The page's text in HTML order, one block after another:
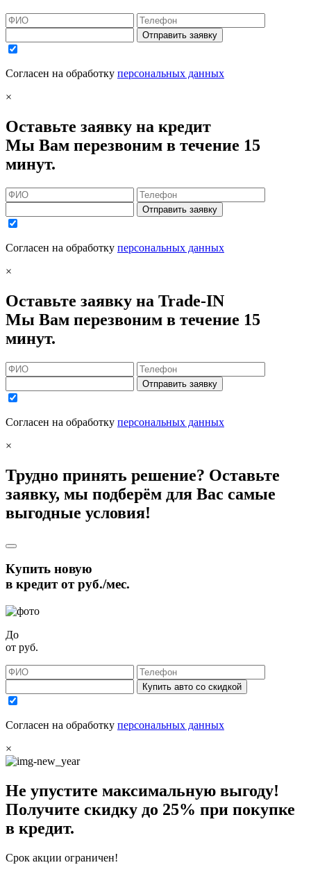
Отправить заявку
Согласен на обработку персональных данных
×
Оставьте заявку на кредит
Мы Вам перезвоним в течение 15
минут.
Отправить заявку
Согласен на обработку персональных данных
×
Оставьте заявку на Trade-IN
Мы Вам перезвоним в течение 15
минут.
Отправить заявку
Согласен на обработку персональных данных
×
Трудно принять решение? Оставьте
заявку, мы подберём для Вас самые
выгодные условия!
Купить новую
в кредит отруб./мес.
До
от руб.
Купить авто со скидкой
Согласен на обработку персональных данных
×
Не упустите максимальную выгоду!
Получите скидку до 25% при покупке
в кредит.
Срок акции ограничен!